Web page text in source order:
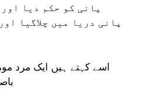
پانی کو حکم دیا
پانی دریا میں چلاگیا
اسے کہتے ہیں ایک مرد